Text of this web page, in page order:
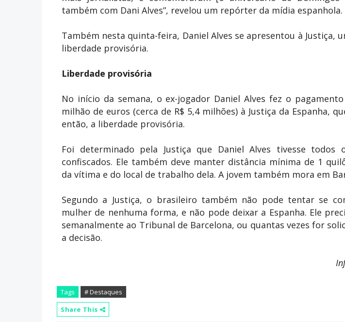
também com Dani Alves”, revelou um repórter da mídia espanhola.
Também nesta quinta-feira, Daniel Alves se apresentou à Justiça,
liberdade provisória.
Liberdade provisória
No início da semana, o ex-jogador Daniel Alves fez o
milhão de euros (cerca de R$ 5,4 milhões) à Justiça da Espanha,
então, a liberdade provisória.
Foi determinado pela Justiça que Daniel Alves tivesse todos
confiscados. Ele também deve manter distância mínima de 1
da vítima e do local de trabalho dela. A jovem também mora em
Segundo a Justiça, o brasileiro também não pode tentar se
mulher de nenhuma forma, e não pode deixar a Espanha. Ele
semanalmente ao Tribunal de Barcelona, ou quantas vezes for
a decisão.
Tags
# Destaques
Share This